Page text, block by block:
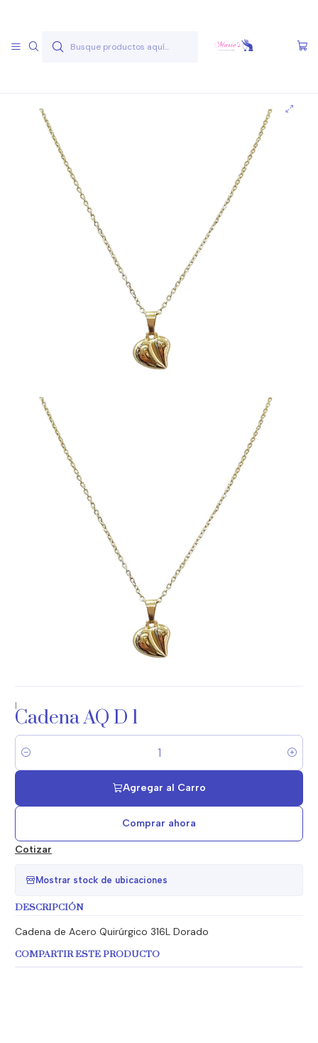
Inicio Joyas Acero Quirúgico Cadenas Acero Quirúgico
Cadenas A.Q. Dorados Cadena AQ D 1
|
Cadena AQ D 1
Cantidad
Agregar al Carro
Comprar ahora
Cotizar
Mostrar stock de ubicaciones
DESCRIPCIÓN
Cadena de Acero Quirúrgico 316L Dorado
COMPARTIR ESTE PRODUCTO